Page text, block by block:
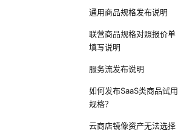
通用商品规格发布说明
联营商品规格对照报价单
填写说明
服务流发布说明
如何发布SaaS类商品试用
规格？
云商店镜像资产无法选择